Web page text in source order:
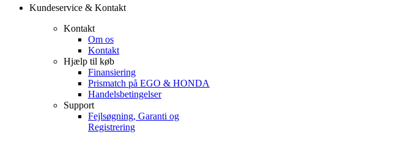
Kundeservice & Kontakt
Kontakt
Om os
Kontakt
Hjælp til køb
Finansiering
Prismatch på EGO & HONDA
Handelsbetingelser
Support
Fejlsøgning, Garanti og
Registrering